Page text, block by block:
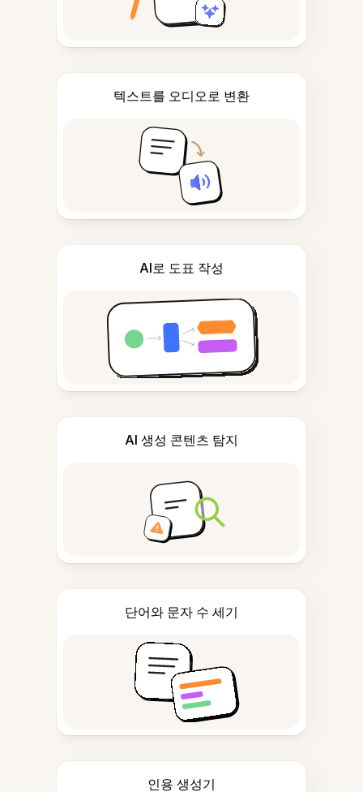
텍스트를 오디오로 변환
AI로 도표 작성
AI 생성 콘텐츠 탐지
단어와 문자 수 세기
인용 생성기